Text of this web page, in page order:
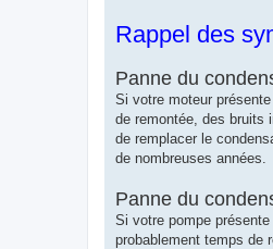
Rappel des
Panne du
Si votre moteur
de remontée, des bruits
de remplacer le
de nombreuses années.
Panne du
Si votre pompe
probablement temps de